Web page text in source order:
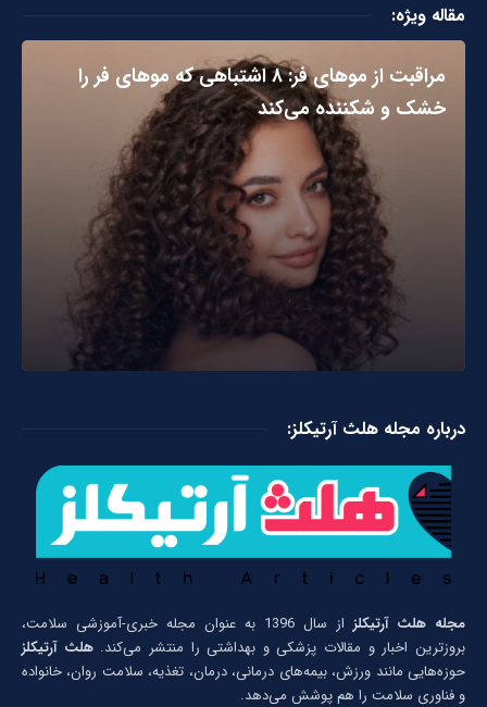
مقاله ویژه:
مراقبت از موهای فر: ۸ اشتباهی که موهای فر را
خشک و شکننده می‌کند
درباره مجله هلث آرتیکلز:
مجله هلث آرتیکلز
از سال 1396 به عنوان مجله خبری-آموزشی سلامت،
بروزترین اخبار و مقالات پزشکی و بهداشتی را منتشر می‌کند.هلث آرتیکلز
حوزه‌هایی مانند ورزش، بیمه‌های درمانی، درمان، تغذیه، سلامت روان، خانواده
و فناوری سلامت را هم پوشش می‌دهد.